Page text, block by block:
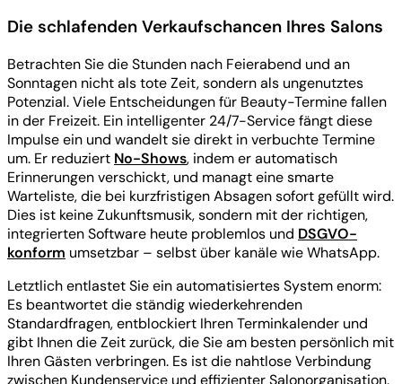
Die schlafenden Verkaufschancen Ihres Salons
Betrachten Sie die Stunden nach Feierabend und an
Sonntagen nicht als tote Zeit, sondern als ungenutztes
Potenzial. Viele Entscheidungen für Beauty-Termine fallen
in der Freizeit. Ein intelligenter 24/7-Service fängt diese
Impulse ein und wandelt sie direkt in verbuchte Termine
um. Er reduziert No-Shows, indem er automatisch
Erinnerungen verschickt, und managt eine smarte
Warteliste, die bei kurzfristigen Absagen sofort gefüllt wird.
Dies ist keine Zukunftsmusik, sondern mit der richtigen,
integrierten Software heute problemlos und DSGVO-
konform umsetzbar – selbst über kanäle wie WhatsApp.
Letztlich entlastet Sie ein automatisiertes System enorm:
Es beantwortet die ständig wiederkehrenden
Standardfragen, entblockiert Ihren Terminkalender und
gibt Ihnen die Zeit zurück, die Sie am besten persönlich mit
Ihren Gästen verbringen. Es ist die nahtlose Verbindung
zwischen Kundenservice und effizienter Salonorganisation.